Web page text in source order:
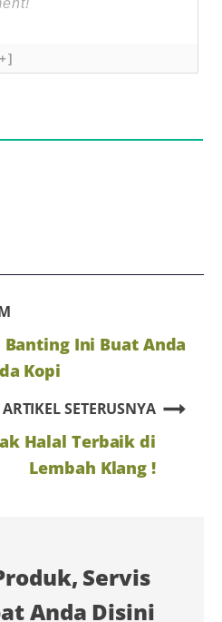
Servis
Anda Disini
Banting Ini Buat Anda
Kopi
ARTIKEL SETERUSNYA
Halal Terbaik di
Lembah Klang !